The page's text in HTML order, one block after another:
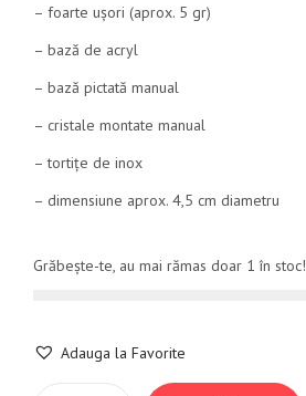
– foarte ușori (aprox. 5 gr)
– bază de acryl
– bază pictată manual
– cristale montate manual
– tortițe de inox
– dimensiune aprox. 4,5 cm diametru
Grăbește-te, au mai rămas doar 1 în stoc!
Adauga la Favorite